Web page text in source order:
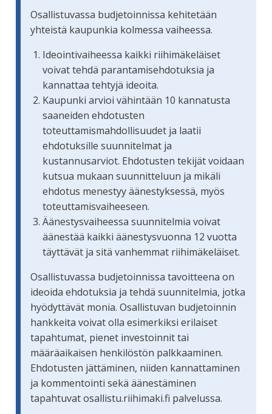
Osallistuvassa budjetoinnissa kehitetään
yhteistä kaupunkia kolmessa vaiheessa.
Ideointivaiheessa kaikki riihimäkeläiset
voivat tehdä parantamisehdotuksia ja
kannattaa tehtyjä ideoita.
Kaupunki arvioi vähintään 10 kannatusta
saaneiden ehdotusten
toteuttamismahdollisuudet ja laatii
ehdotuksille suunnitelmat ja
kustannusarviot. Ehdotusten tekijät voidaan
kutsua mukaan suunnitteluun ja mikäli
ehdotus menestyy äänestyksessä, myös
toteuttamisvaiheeseen.
Äänestysvaiheessa suunnitelmia voivat
äänestää kaikki äänestysvuonna 12 vuotta
täyttävät ja sitä vanhemmat riihimäkeläiset.
Osallistuvassa budjetoinnissa tavoitteena on
ideoida ehdotuksia ja tehdä suunnitelmia, jotka
hyödyttävät monia. Osallistuvan budjetoinnin
hankkeita voivat olla esimerkiksi erilaiset
tapahtumat, pienet investoinnit tai
määräaikaisen henkilöstön palkkaaminen.
Ehdotusten jättäminen, niiden kannattaminen
ja kommentointi sekä äänestäminen
tapahtuvat osallistu.riihimaki.fi palvelussa.